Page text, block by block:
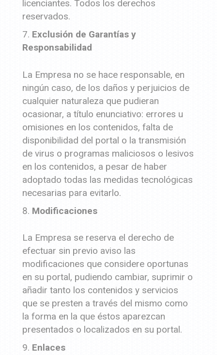
licenciantes. Todos los derechos
reservados.
Exclusión de Garantías y
Responsabilidad
La Empresa no se hace responsable, en
ningún caso, de los daños y perjuicios de
cualquier naturaleza que pudieran
ocasionar, a título enunciativo: errores u
omisiones en los contenidos, falta de
disponibilidad del portal o la transmisión
de virus o programas maliciosos o lesivos
en los contenidos, a pesar de haber
adoptado todas las medidas tecnológicas
necesarias para evitarlo.
Modificaciones
La Empresa se reserva el derecho de
efectuar sin previo aviso las
modificaciones que considere oportunas
en su portal, pudiendo cambiar, suprimir o
añadir tanto los contenidos y servicios
que se presten a través del mismo como
la forma en la que éstos aparezcan
presentados o localizados en su portal.
Enlaces